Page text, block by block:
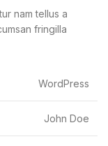
nam tellus a
fringilla
WordPress
John Doe